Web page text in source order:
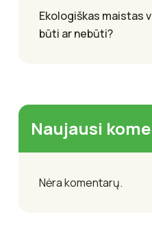
Ekologiškas maistas
būti ar nebūti?
Naujausi
Nėra komentarų.